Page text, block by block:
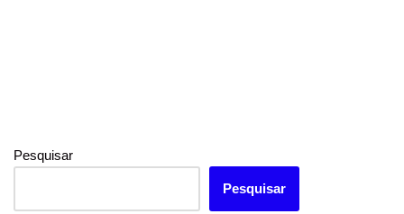
k
p
s
Pesquisar
Pesquisar